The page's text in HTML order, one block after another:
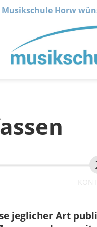
Musikschule Horw
jeglicher Art